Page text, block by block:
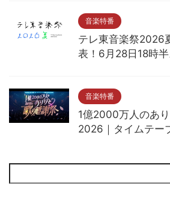
音楽特番
テレ東音楽祭2026
表！6月28日18時半
音楽特番
1億2000万人のあ
2026｜タイムテー